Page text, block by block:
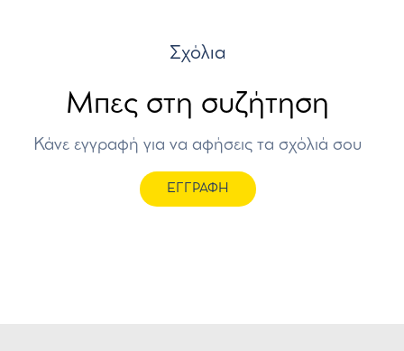
Σχόλια
Μπες στη συζήτηση
Κάνε εγγραφή για να αφήσεις τα σχόλιά σου
ΕΓΓΡΑΦΗ